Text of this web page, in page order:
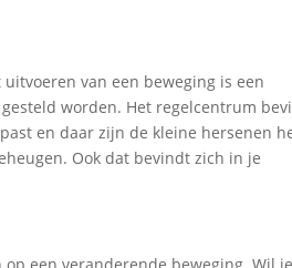
van een beweging is een
worden. Het regelcentrum
en daar zijn de kleine hersenen
Ook dat bevindt zich in je
een veranderende beweging. Wil je